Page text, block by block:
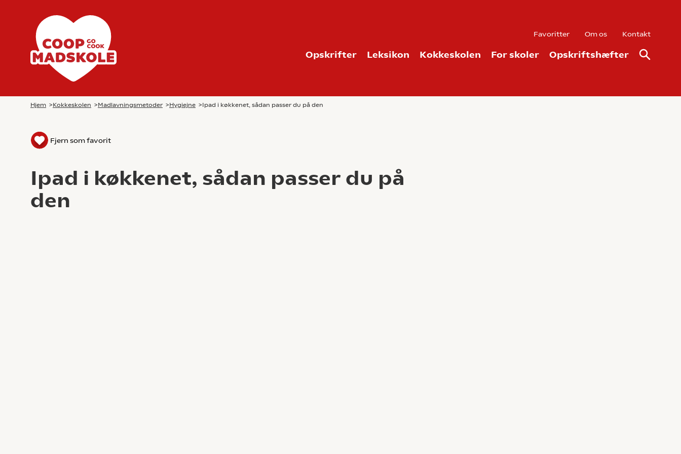
Favoritter Om os Kontakt
Opskrifter Leksikon Kokkeskolen For skoler Opskriftshæfter
Hjem >Kokkeskolen >Madlavningsmetoder >Hygiejne >Ipad i køkkenet, sådan passer du på den
Fjern som favorit
Ipad i køkkenet, sådan passer du på
den